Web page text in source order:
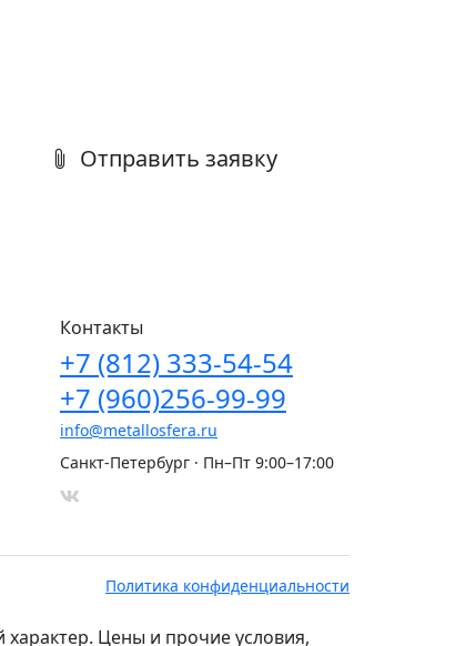
Отправить заявку
Контакты
+7 (812)333-54-54
+7 (960)256-99-99
info@metallosfera.ru
Санкт-Петербург · Пн–Пт 9:00–17:00
Политика конфиденциальности
Цены и прочие условия,